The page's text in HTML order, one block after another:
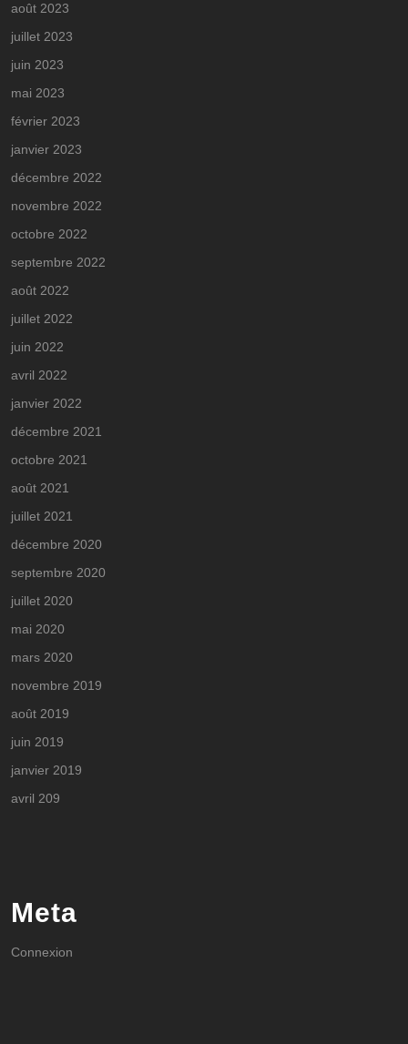
août 2023
juillet 2023
juin 2023
mai 2023
février 2023
janvier 2023
décembre 2022
novembre 2022
octobre 2022
septembre 2022
août 2022
juillet 2022
juin 2022
avril 2022
janvier 2022
décembre 2021
octobre 2021
août 2021
juillet 2021
décembre 2020
septembre 2020
juillet 2020
mai 2020
mars 2020
novembre 2019
août 2019
juin 2019
janvier 2019
avril 209
Meta
Connexion